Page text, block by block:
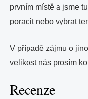
prvním místě a jsme
poradit nebo vybrat
V případě zájmu o
velikost nás prosím
Recenze